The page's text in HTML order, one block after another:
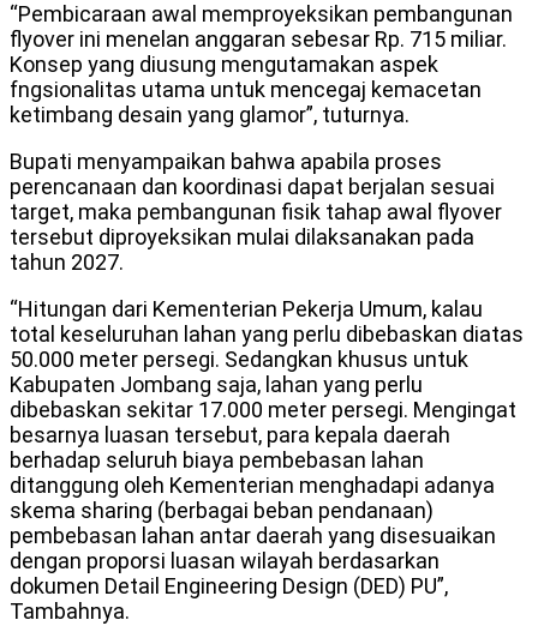
“Pembicaraan awal memproyeksikan pembangunan
flyover ini menelan anggaran sebesar Rp. 715 miliar.
Konsep yang diusung mengutamakan aspek
fngsionalitas utama untuk mencegaj kemacetan
ketimbang desain yang glamor”, tuturnya.
Bupati menyampaikan bahwa apabila proses
perencanaan dan koordinasi dapat berjalan sesuai
target, maka pembangunan fisik tahap awal flyover
tersebut diproyeksikan mulai dilaksanakan pada
tahun 2027.
“Hitungan dari Kementerian Pekerja Umum, kalau
total keseluruhan lahan yang perlu dibebaskan diatas
50.000 meter persegi. Sedangkan khusus untuk
Kabupaten Jombang saja, lahan yang perlu
dibebaskan sekitar 17.000 meter persegi. Mengingat
besarnya luasan tersebut, para kepala daerah
berhadap seluruh biaya pembebasan lahan
ditanggung oleh Kementerian menghadapi adanya
skema sharing (berbagai beban pendanaan)
pembebasan lahan antar daerah yang disesuaikan
dengan proporsi luasan wilayah berdasarkan
dokumen Detail Engineering Design (DED) PU”,
Tambahnya.